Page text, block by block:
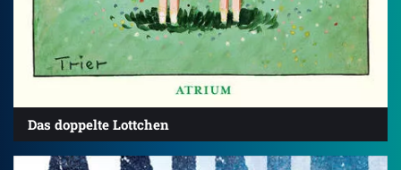
Das doppelte Lottchen